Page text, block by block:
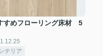
すめフローリング床材 5
テリア